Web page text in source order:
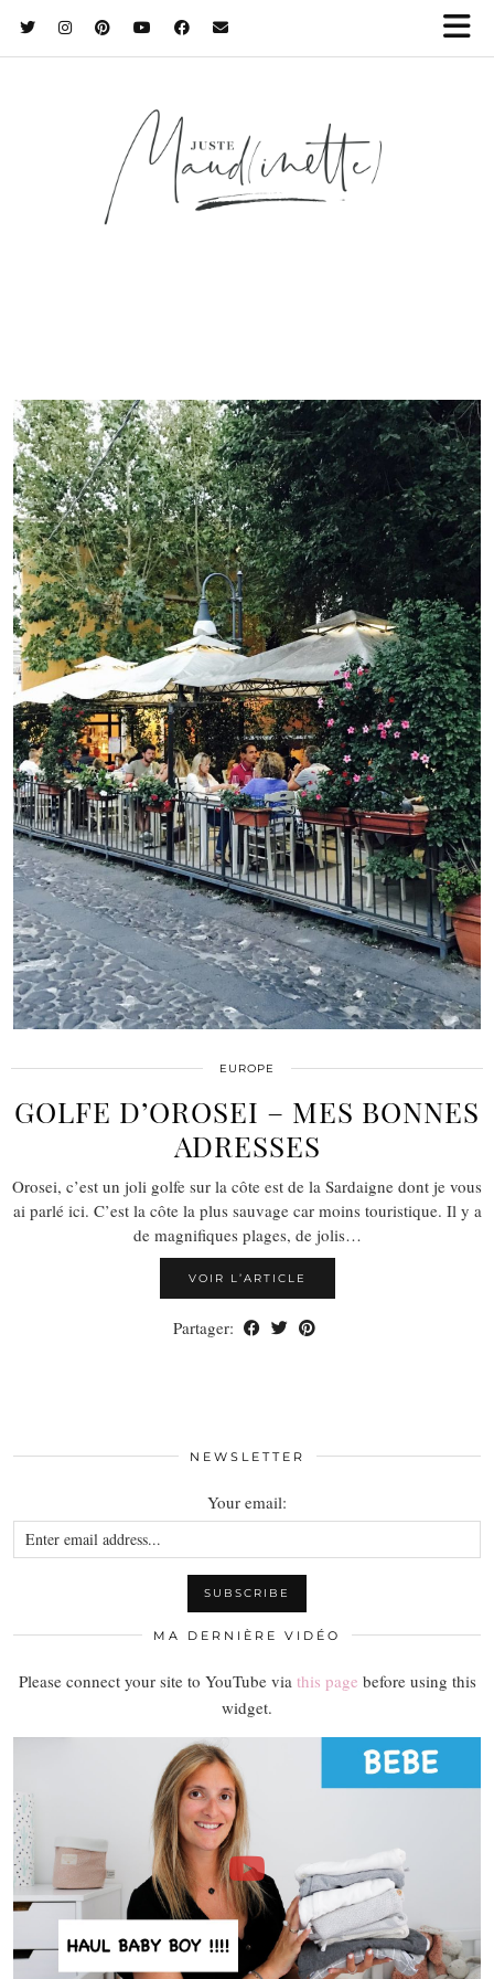
EUROPE
GOLFE D’OROSEI – MES BONNES
ADRESSES
Orosei, c’est un joli golfe sur la côte est de la Sardaigne dont je vous
ai parlé ici. C’est la côte la plus sauvage car moins touristique. Il y a
de magnifiques plages, de jolis…
VOIR L’ARTICLE
Partager:
NEWSLETTER
Your email:
MA DERNIÈRE VIDÉO
Please connect your site to YouTube via this page before using this
widget.